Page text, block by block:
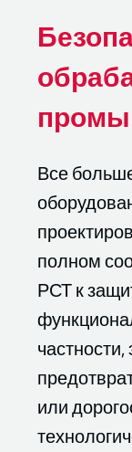
Все
полном
РСТ к
или